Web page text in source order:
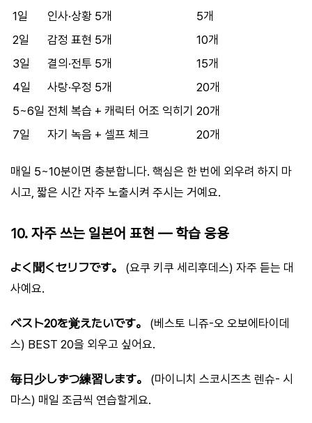
1일
인사·상황 5개
5개
2일
감정 표현 5개
10개
3일
결의·전투 5개
15개
4일
사랑·우정 5개
20개
5~6일 전체 복습 + 캐릭터 어조 익히기 20개
7일
자기 녹음 + 셀프 체크 20개
매일 5~10분이면 충분합니다. 핵심은 한 번에 외우려 하지 마
시고, 짧은 시간 자주 노출시켜 주시는 거예요.
10. 자주 쓰는 일본어 표현 — 학습 응용
よく聞くセリフです。
(요쿠 키쿠 세리후데스) 자주 듣는 대
사예요.
ベスト20を覚えたいです。
(베스토 니쥬-오 오보에타이데
스) BEST 20을 외우고 싶어요.
毎日少しずつ練習します。
(마이니치 스코시즈츠 렌슈- 시
마스) 매일 조금씩 연습할게요.